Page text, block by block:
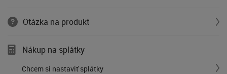
Otázka na produkt
Nákup na splátky
Chcem si nastaviť splátky